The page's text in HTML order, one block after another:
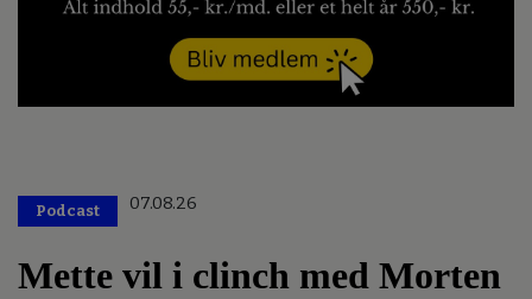
Podcast 07.08.26
Mette vil i clinch med Morten